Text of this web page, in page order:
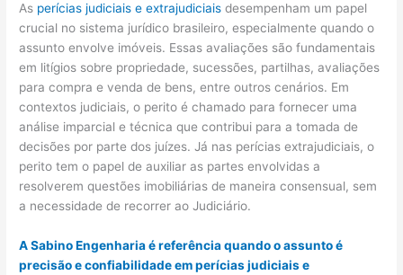
As perícias judiciais e extrajudiciais desempenham um papel
crucial no sistema jurídico brasileiro, especialmente quando o
assunto envolve imóveis. Essas avaliações são fundamentais
em litígios sobre propriedade, sucessões, partilhas, avaliações
para compra e venda de bens, entre outros cenários. Em
contextos judiciais, o perito é chamado para fornecer uma
análise imparcial e técnica que contribui para a tomada de
decisões por parte dos juízes. Já nas perícias extrajudiciais, o
perito tem o papel de auxiliar as partes envolvidas a
resolverem questões imobiliárias de maneira consensual, sem
a necessidade de recorrer ao Judiciário.
A Sabino Engenharia é referência quando o assunto é
precisão e confiabilidade em perícias judiciais e